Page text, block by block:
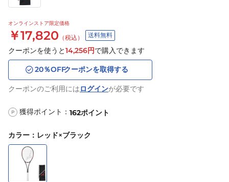
オンラインストア限定価格
￥17,820 （税込） 送料無料
クーポンを使うと14,256円で購入できます
20％OFFクーポンを取得する
クーポンのご利用にはログインが必要です
P 獲得ポイント： 162ポイント
カラー ： レッド×ブラック